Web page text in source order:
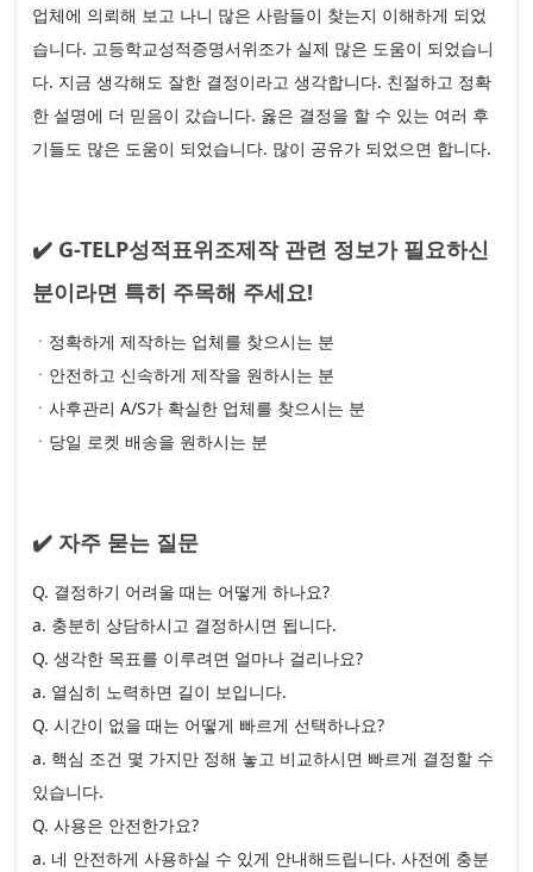
업체에 의뢰해 보고 나니 많은 사람들이 찾는지 이해하게 되었
습니다. 고등학교성적증명서위조가 실제 많은 도움이 되었습니
다. 지금 생각해도 잘한 결정이라고 생각합니다. 친절하고 정확
한 설명에 더 믿음이 갔습니다. 옳은 결정을 할 수 있는 여러 후
기들도 많은 도움이 되었습니다. 많이 공유가 되었으면 합니다.
✔️ G-TELP성적표위조제작 관련 정보가 필요하신
분이라면 특히 주목해 주세요!
ㆍ정확하게 제작하는 업체를 찾으시는 분
ㆍ안전하고 신속하게 제작을 원하시는 분
ㆍ사후관리 A/S가 확실한 업체를 찾으시는 분
ㆍ당일 로켓 배송을 원하시는 분
✔️ 자주 묻는 질문
Q. 결정하기 어려울 때는 어떻게 하나요?
a. 충분히 상담하시고 결정하시면 됩니다.
Q. 생각한 목표를 이루려면 얼마나 걸리나요?
a. 열심히 노력하면 길이 보입니다.
Q. 시간이 없을 때는 어떻게 빠르게 선택하나요?
a. 핵심 조건 몇 가지만 정해 놓고 비교하시면 빠르게 결정할 수
있습니다.
Q. 사용은 안전한가요?
a. 네 안전하게 사용하실 수 있게 안내해드립니다. 사전에 충분